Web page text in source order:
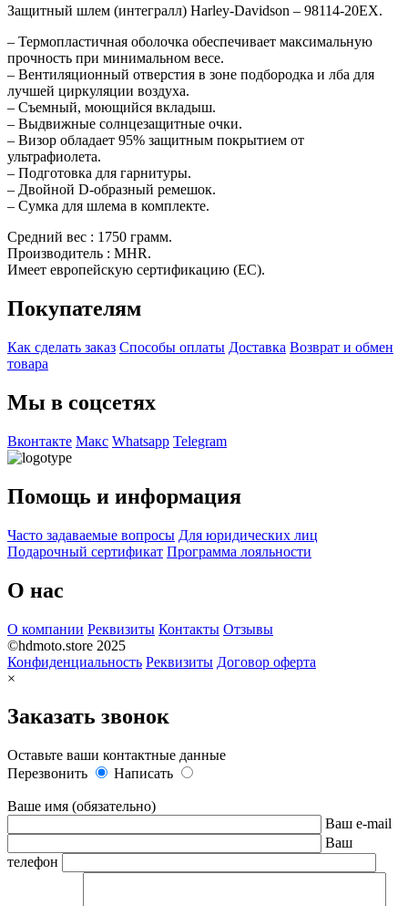
Защитный шлем (интегралл) Harley-Davidson – 98114-20EX.
– Термопластичная оболочка обеспечивает максимальную
прочность при минимальном весе.
– Вентиляционный отверстия в зоне подбородка и лба для
лучшей циркуляции воздуха.
– Cъемный, моющийся вкладыш.
– Выдвижные солнцезащитные очки.
– Визор обладает 95% защитным покрытием от
ультрафиолета.
– Подготовка для гарнитуры.
– Двойной D-образный ремешок.
– Сумка для шлема в комплекте.
Средний вес : 1750 грамм.
Производитель : MHR.
Имеет европейскую сертификацию (EC).
Покупателям
Как сделать заказ Способы оплаты Доставка Возврат и обмен
товара
Мы в соцсетях
Вконтакте Макс Whatsapp Telegram
Помощь и информация
Часто задаваемые вопросы Для юридических лиц
Подарочный сертификат Программа лояльности
О нас
О компании Реквизиты Контакты Отзывы
©hdmoto.store 2025
Конфиденциальность Реквизиты Договор оферта
×
Заказать звонок
Оставьте ваши контактные данные
Перезвонить
Написать
Ваше имя (обязательно)
Ваш e-mail
Ваш
телефон